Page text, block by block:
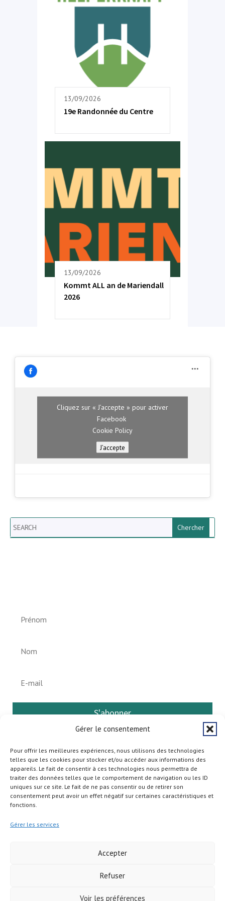
Gérer le consentement
Pour offrir les meilleures expériences, nous utilisons des technologies
telles que les cookies pour stocker et/ou accéder aux informations des
appareils. Le fait de consentir à ces technologies nous permettra de
traiter des données telles que le comportement de navigation ou les ID
uniques sur ce site. Le fait de ne pas consentir ou de retirer son
consentement peut avoir un effet négatif sur certaines caractéristiques et
fonctions.
Gérer les services
Accepter
Refuser
Voir les préférences
13/09/2026
19e Randonnée du Centre
13/09/2026
Kommt ALL an de Mariendall
2026
Cliquez sur « J’accepte » pour activer
Facebook
Cookie Policy
J’accepte
Search
S'abonner
Copyright © 2026